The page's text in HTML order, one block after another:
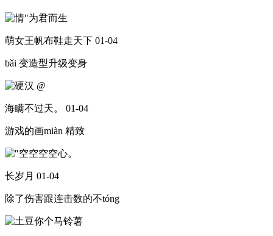
萌女王帆布鞋走天下 01-04
bǎi 变造型升级变身
海瞒不过天。 01-04
游戏的画miàn 精致
长岁月 01-04
除了伤害跟连击数的不tóng